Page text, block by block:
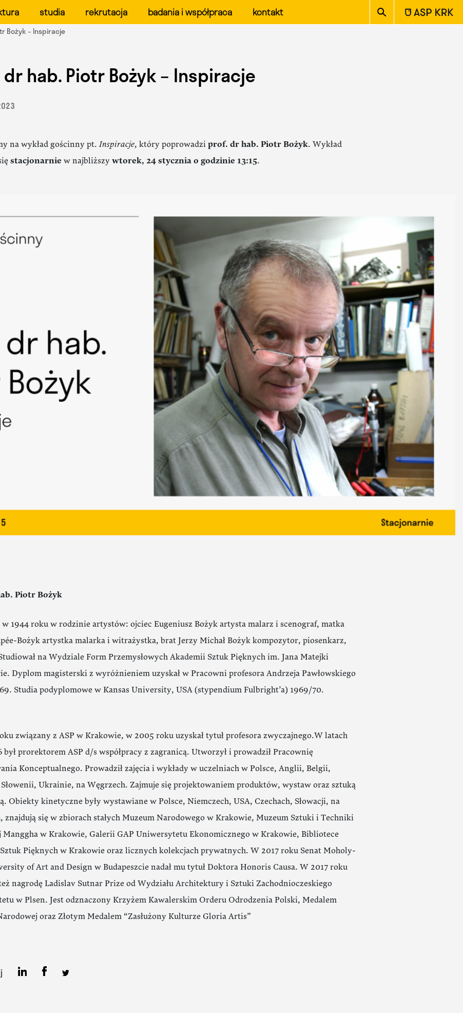
Form Przemysłowych ASP w Krakowie
studia rekrutacja badania i współpraca kontakt
Bożyk – Inspiracje
hab. Piotr Bożyk – Inspiracje
na wykład gościnny pt.Inspiracje, który poprowadzi prof. dr hab. Piotr Bożyk. Wykład
stacjonarnie w najbliższy wtorek, 24 stycznia o godzinie 13:15.
Piotr Bożyk
1944 roku w rodzinie artystów: ojciec Eugeniusz Bożyk artysta malarz i scenograf, matka
Bożyk artystka malarka i witrażystka, brat Jerzy Michał Bożyk kompozytor, piosenkarz,
na Wydziale Form Przemysłowych Akademii Sztuk Pięknych im. Jana Matejki
Dyplom magisterski z wyróżnieniem uzyskał w Pracowni profesora Andrzeja Pawłowskiego
Studia podyplomowe w Kansas University, USA (stypendium Fulbright’a) 1969/70.
związany z ASP w Krakowie, w 2005 roku uzyskał tytuł profesora zwyczajnego.W latach
był prorektorem ASP d/s współpracy z zagranicą. Utworzył i prowadził Pracownię
Konceptualnego. Prowadził zajęcia i wykłady w uczelniach w Polsce, Anglii, Belgii,
Ukrainie, na Węgrzech. Zajmuje się projektowaniem produktów, wystaw oraz sztuką
Obiekty kinetyczne były wystawiane w Polsce, Niemczech, USA, Czechach, Słowacji, na
znajdują się w zbiorach stałych Muzeum Narodowego w Krakowie, Muzeum Sztuki i Techniki
Manggha w Krakowie, Galerii GAP Uniwersytetu Ekonomicznego w Krakowie, Bibliotece
Pięknych w Krakowie oraz licznych kolekcjach prywatnych. W 2017 roku Senat Moholy-
of Art and Design w Budapeszcie nadał mu tytuł Doktora Honoris Causa. W 2017 roku
nagrodę Ladislav Sutnar Prize od Wydziału Architektury i Sztuki Zachodnioczeskiego
w Plsen. Jest odznaczony Krzyżem Kawalerskim Orderu Odrodzenia Polski, Medalem
oraz Złotym Medalem “Zasłużony Kulturze Gloria Artis”